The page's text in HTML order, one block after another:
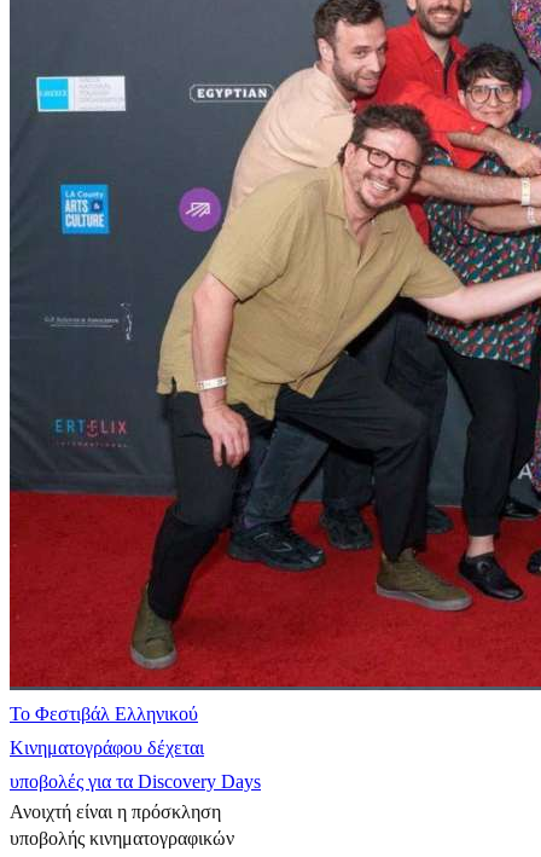
Το Φεστιβάλ Ελληνικού
Κινηματογράφου δέχεται
υποβολές για τα Discovery Days
Ανοιχτή είναι η πρόσκληση
υποβολής κινηματογραφικών